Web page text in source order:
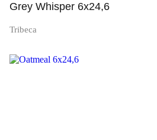
Grey Whisper 6x24,6
Tribeca